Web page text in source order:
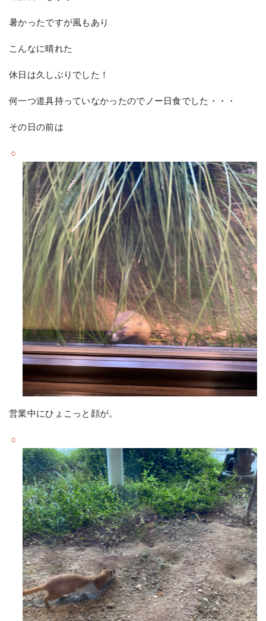
暑かったですが風もあり
こんなに晴れた
休日は久しぶりでした！
何一つ道具持っていなかったのでノー日食でした・・・
その日の前は
営業中にひょこっと顔が。